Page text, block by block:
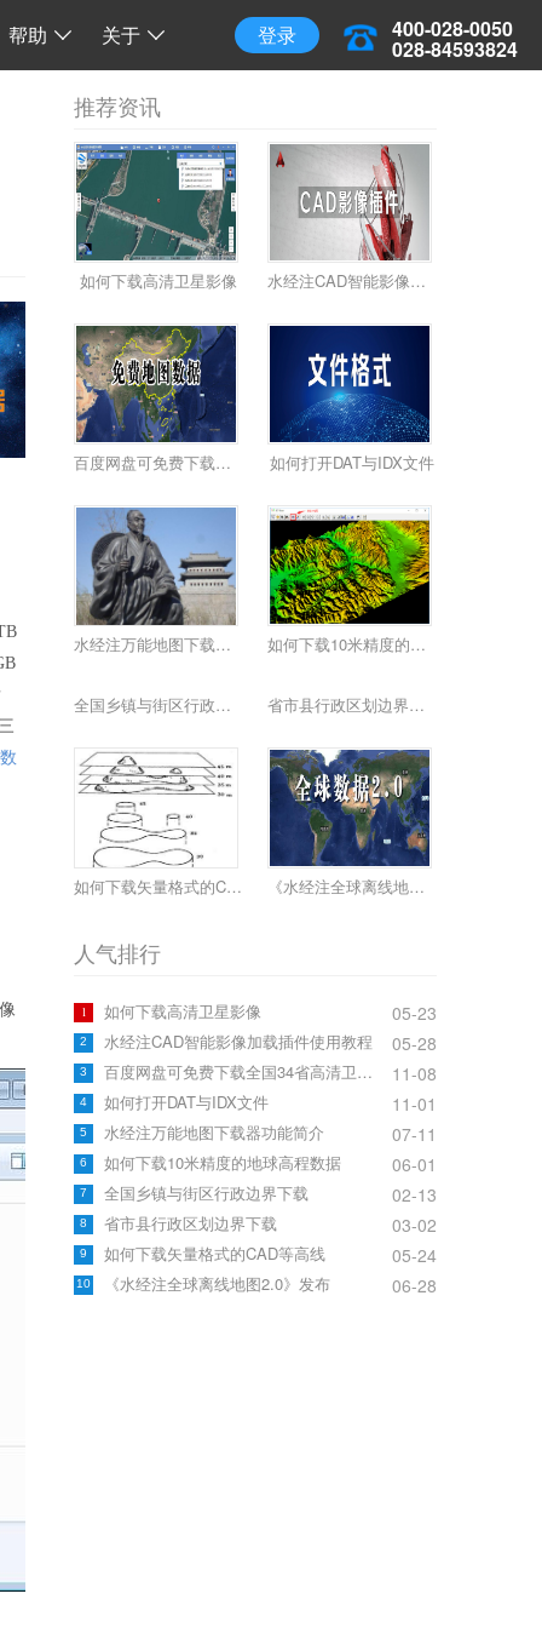
登录 400-028-0050
028-84593824
帮助 关于
三维地球
三维离线地球 开源 API 调用
推荐资讯
如何下载高清卫星影像 水经注CAD智能影像加载插件使用教程
百度网盘可免费下载全国34省高清卫星影像啦！ 如何打开DAT与IDX文件
水经注万能地图下载器功能简介 如何下载10米精度的地球高程数据
全国乡镇与街区行政边界下载 省市县行政区划边界下载
如何下载矢量格式的CAD等高线 《水经注全球离线地图2.0》发布
人气排行
05-23
1 如何下载高清卫星影像
05-28
2 水经注CAD智能影像加载插件使用教程
11-08
3 百度网盘可免费下载全国34省高清卫星影像啦！
11-01
4 如何打开DAT与IDX文件
07-11
5 水经注万能地图下载器功能简介
06-01
6 如何下载10米精度的地球高程数据
02-13
7 全国乡镇与街区行政边界下载
03-02
8 省市县行政区划边界下载
05-24
9 如何下载矢量格式的CAD等高线
06-28
10 《水经注全球离线地图2.0》发布